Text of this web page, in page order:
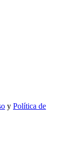
y Política de